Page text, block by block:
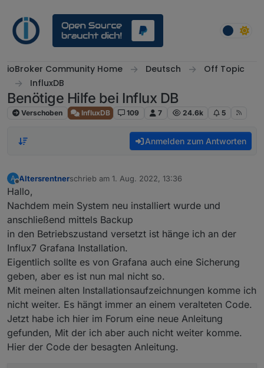
ioBroker Community Home Deutsch
Off Topic
InfluxDB
Benötige Hilfe bei Influx DB
Verschoben InfluxDB 109 7 24.6k 5
Anmelden zum Antworten
A
Offline
Altersrentnerschrieb am 1. Aug. 2022, 13:36
zuletzt editiert von
Hallo,
Nachdem mein System neu installiert wurde und
anschließend mittels Backup
in den Betriebszustand versetzt ist hänge ich an der
Influx7 Grafana Installation.
Eigentlich sollte es von Grafana auch eine Sicherung
geben, aber es ist nun mal nicht so.
Mit meinen alten Installationsaufzeichnungen komme ich
nicht weiter. Es hängt immer an einem veralteten Code.
Jetzt habe ich hier im Forum eine neue Anleitung
gefunden, Mit der ich aber auch nicht weiter komme.
Hier der Code der besagten Anleitung.